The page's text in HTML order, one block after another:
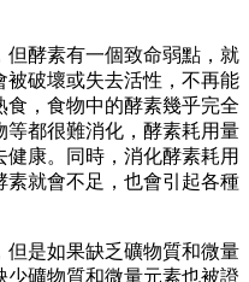
但酵素有一個致命弱點，就
被破壞或失去活性，不再能
，食物中的酵素幾乎完全
都很難消化，酵素耗用量
康。同時，消化酵素耗用
素就會不足，也會引起各種
是如果缺乏礦物質和微量
礦物質和微量元素也被證